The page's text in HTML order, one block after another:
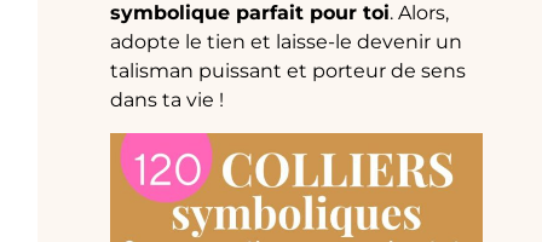
symbolique parfait pour toi. Alors,
adopte le tien et laisse-le devenir un
talisman puissant et porteur de sens
dans ta vie !